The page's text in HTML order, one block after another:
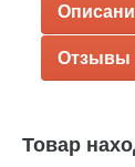
Отзывы
Товар